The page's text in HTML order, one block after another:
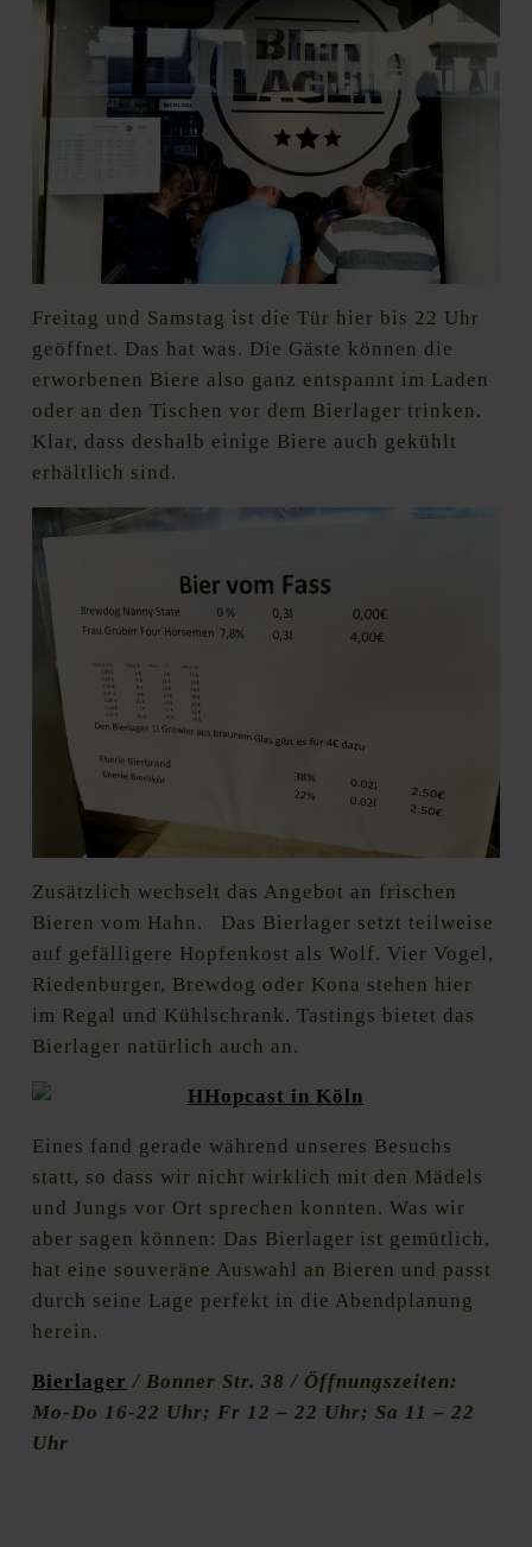
Freitag und Samstag ist die Tür hier bis 22 Uhr
geöffnet. Das hat was. Die Gäste können die
erworbenen Biere also ganz entspannt im Laden
oder an den Tischen vor dem Bierlager trinken.
Klar, dass deshalb einige Biere auch gekühlt
erhältlich sind.
Zusätzlich wechselt das Angebot an frischen
Bieren vom Hahn. Das Bierlager setzt teilweise
auf gefälligere Hopfenkost als Wolf. Vier Vogel,
Riedenburger, Brewdog oder Kona stehen hier
im Regal und Kühlschrank. Tastings bietet das
Bierlager natürlich auch an.
Eines fand gerade während unseres Besuchs
statt, so dass wir nicht wirklich mit den Mädels
und Jungs vor Ort sprechen konnten. Was wir
aber sagen können: Das Bierlager ist gemütlich,
hat eine souveräne Auswahl an Bieren und passt
durch seine Lage perfekt in die Abendplanung
herein.
Bierlager / Bonner Str. 38 / Öffnungszeiten:
Mo-Do 16-22 Uhr; Fr 12 – 22 Uhr; Sa 11 – 22
Uhr